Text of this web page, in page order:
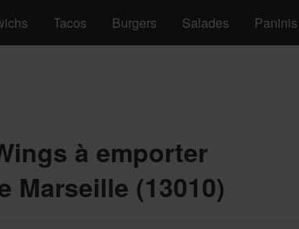
Tacos Burgers Salades Paninis
à emporter
Marseille (13010)